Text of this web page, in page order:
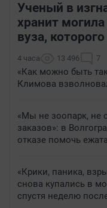
Ученый в
хранит
вуза,
4 часа 13 496 7
«Как можно быть
Климова
«Мы не зоопарк, не
заказов»: в
отказе помочь
«Крики, паника,
снова купались в
спустя неделю